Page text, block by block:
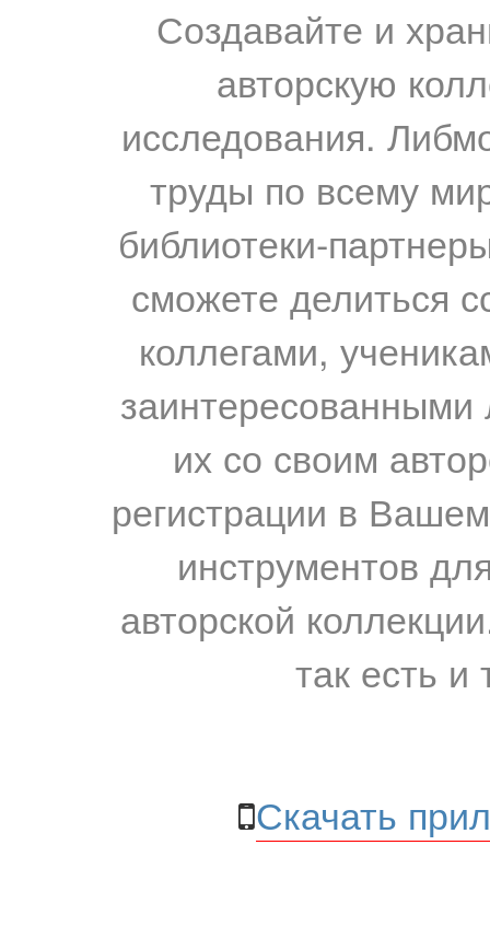
Создавайте и
авторскую
исследования.
труды по всему
библиотеки-
сможете делиться
коллегами,
их со своим
регистрации в
инструментов
авторской
так есть и
Скачать